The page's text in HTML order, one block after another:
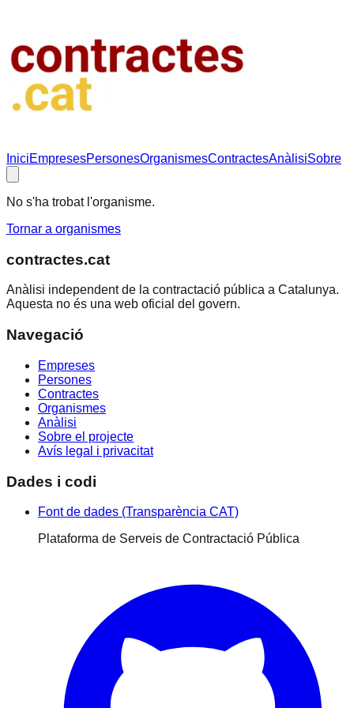
IniciEmpresesPersonesOrganismesContractesAnàlisiSobre
No s'ha trobat l'organisme.
Tornar a organismes
contractes.cat
Anàlisi independent de la contractació pública a Catalunya.
Aquesta no és una web oficial del govern.
Navegació
Empreses
Persones
Contractes
Organismes
Anàlisi
Sobre el projecte
Avís legal i privacitat
Dades i codi
Font de dades (Transparència CAT)
Plataforma de Serveis de Contractació Pública